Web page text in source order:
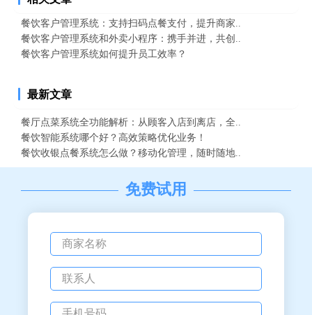
餐饮客户管理系统：支持扫码点餐支付，提升商家..
餐饮客户管理系统和外卖小程序：携手并进，共创..
餐饮客户管理系统如何提升员工效率？
最新文章
餐厅点菜系统全功能解析：从顾客入店到离店，全..
餐饮智能系统哪个好？高效策略优化业务！
餐饮收银点餐系统怎么做？移动化管理，随时随地..
免费试用